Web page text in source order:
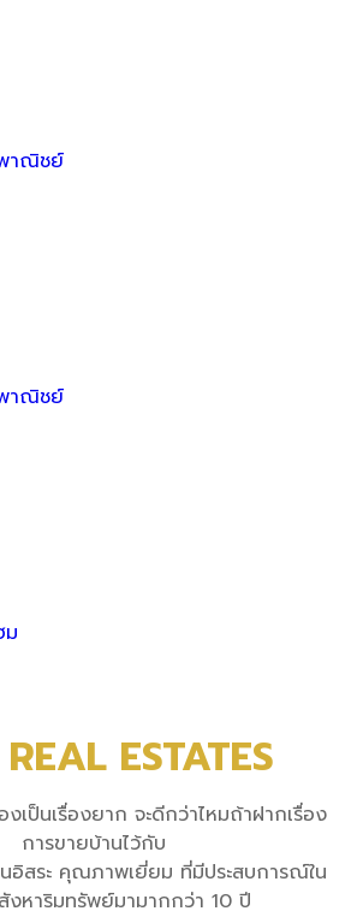
าณิชย์
าณิชย์
ม
ESTATES
งเป็นเรื่องยาก จะดีกว่าไหมถ้าฝากเรื่อง
การขายบ้านไว้กับ
อิสระ คุณภาพเยี่ยม ที่มีประสบการณ์ใน
งหาริมทรัพย์มามากกว่า 10 ปี